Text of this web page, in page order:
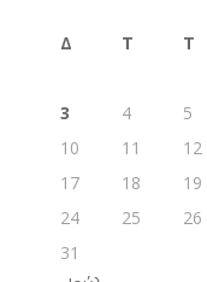
Δ Τ Τ
3
4 5
10
11 12
17
18 19
24
25 26
31